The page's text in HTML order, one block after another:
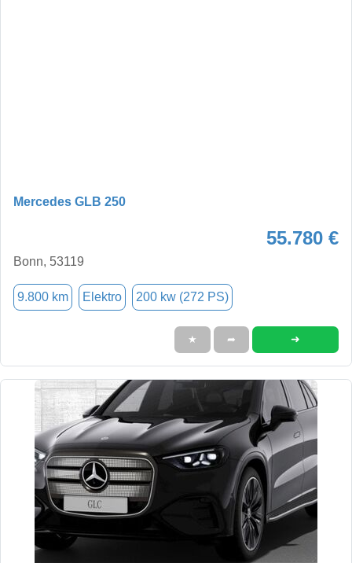
Mercedes GLB 250
55.780 €
Bonn, 53119
9.800 km Elektro 200 kw (272 PS)
★ ➦ ➜